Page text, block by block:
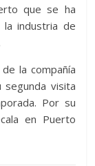
que se ha
industria de
la compañía
segunda visita
Por su
en Puerto